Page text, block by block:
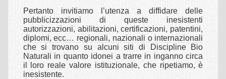
Presentazioni shiatsu gratuite
Corsi shiatsu Base
Corso shiatsu amatoriale
Corso shiatsu profesionale
Pertanto invitiamo l’utenza a diffidare delle
pubblicizzazioni di queste inesistenti
autorizzazioni, abilitazioni, certificazioni, patentini,
diplomi, ecc… regionali, nazionali o internazionali
che si trovano su alcuni siti di Discipline Bio
Naturali in quanto idonei a trarre in inganno circa
il loro reale valore istituzionale, che ripetiamo, è
inesistente.